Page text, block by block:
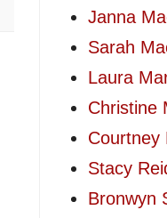
Janna
Sarah
Laura
Christine
Courtney
Stacy
Bronwyn